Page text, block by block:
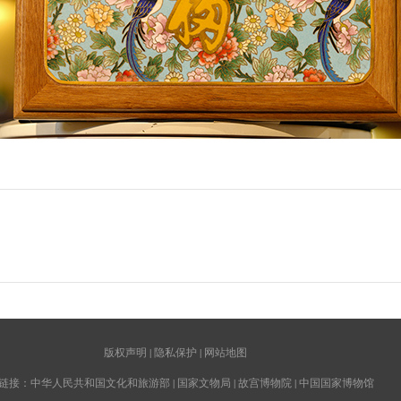
版权声明 |隐私保护 | 网站地图
接： 中华人民共和国文化和旅游部 | 国家文物局 |故宫博物院 |中国国家博物馆